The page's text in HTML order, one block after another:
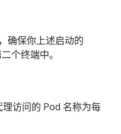
确保你上述启动的
个终端中。
访问的 Pod 名称为每